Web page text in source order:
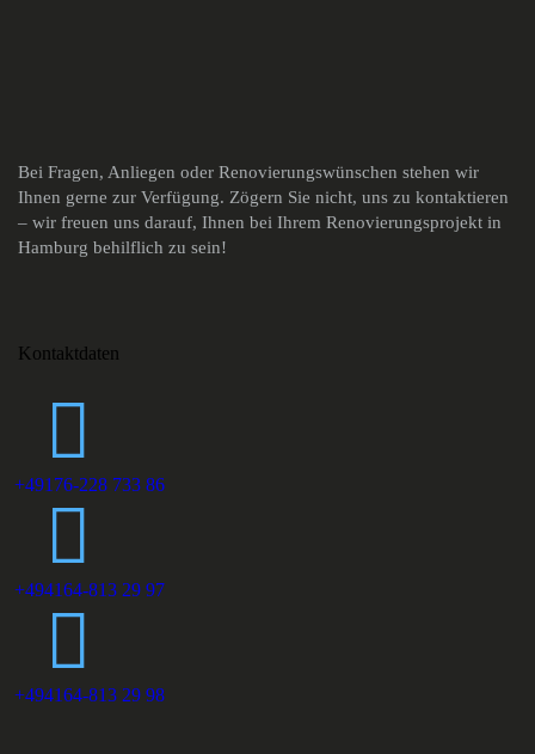
Bei Fragen, Anliegen oder Renovierungswünschen stehen wir
Ihnen gerne zur Verfügung. Zögern Sie nicht, uns zu kontaktieren
– wir freuen uns darauf, Ihnen bei Ihrem Renovierungsprojekt in
Hamburg behilflich zu sein!
Kontaktdaten
+49176-228 733 86
+494164-813 29 97
+494164-813 29 98